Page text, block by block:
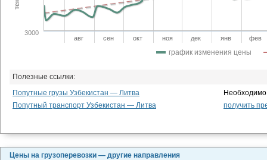
график изменения цены
авг сен окт ноя дек янв фев
3000
Полезные ссылки:
Попутные грузы Узбекистан — Литва
Необходимо
Попутный транспорт Узбекистан — Литва
получить
Цены на грузоперевозки — другие направления